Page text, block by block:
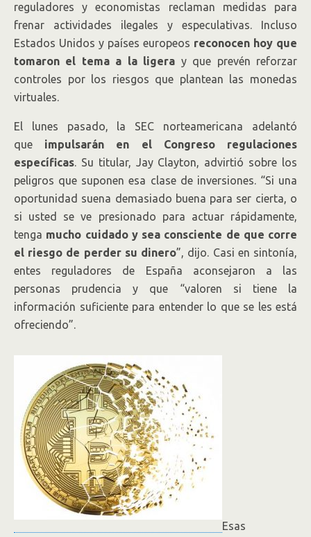
reguladores y economistas reclaman medidas para
frenar actividades ilegales y especulativas. Incluso
Estados Unidos y países europeos reconocen hoy que
tomaron el tema a la ligera y que prevén reforzar
controles por los riesgos que plantean las monedas
virtuales.
El lunes pasado, la SEC norteamericana adelantó
que impulsarán en el Congreso regulaciones
específicas. Su titular, Jay Clayton, advirtió sobre los
peligros que suponen esa clase de inversiones. “Si una
oportunidad suena demasiado buena para ser cierta, o
si usted se ve presionado para actuar rápidamente,
tenga mucho cuidado y sea consciente de que corre
el riesgo de perder su dinero”, dijo. Casi en sintonía,
entes reguladores de España aconsejaron a las
personas prudencia y que “valoren si tiene la
información suficiente para entender lo que se les está
ofreciendo”.
Esas